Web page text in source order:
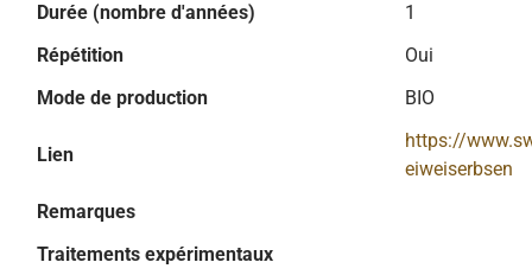
Durée (nombre d'années)
1
Répétition
Oui
Mode de production
BIO
Lien
https://
eiweiserbsen
Remarques
Traitements expérimentaux